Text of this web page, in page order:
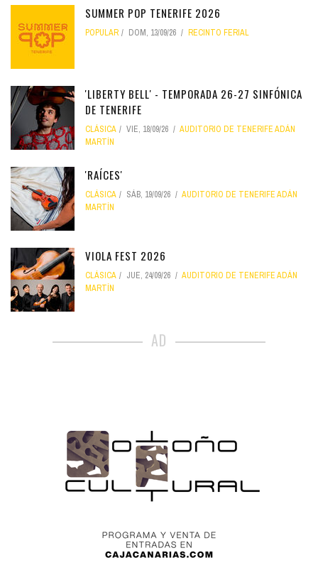
SUMMER POP TENERIFE 2026
POPULAR DOM, 13/09/26 RECINTO FERIAL
'LIBERTY BELL' - TEMPORADA 26-27 SINFÓNICA
DE TENERIFE
CLÁSICA VIE, 18/09/26
AUDITORIO DE TENERIFE ADÁN
MARTÍN
'RAÍCES'
CLÁSICA SÁB, 19/09/26
AUDITORIO DE TENERIFE ADÁN
MARTÍN
VIOLA FEST 2026
CLÁSICA JUE, 24/09/26
AUDITORIO DE TENERIFE ADÁN
MARTÍN
AD